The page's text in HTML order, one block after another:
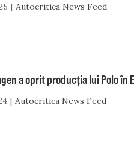
Autocritica News Feed
a oprit producția lui Polo în
Autocritica News Feed